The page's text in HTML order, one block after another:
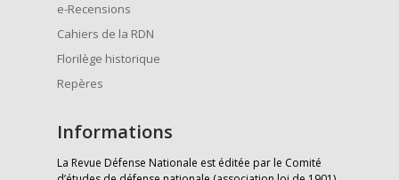
e-Recensions
Cahiers de la RDN
Florilège historique
Repères
Informations
La Revue Défense Nationale est éditée par le Comité